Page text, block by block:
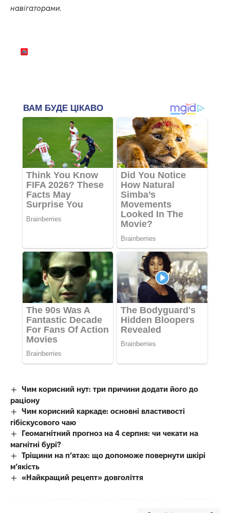
навігаторами.
Чим корисний нут: три причини додати його до
раціону
Чим корисний каркаде: основні властивості
гібіскусового чаю
Геомагнітний прогноз на 4 серпня: чи чекати на
магнітні бурі?
Тріщини на п’ятах: що допоможе повернути шкірі
м’якість
«Найкращий рецепт» довголіття